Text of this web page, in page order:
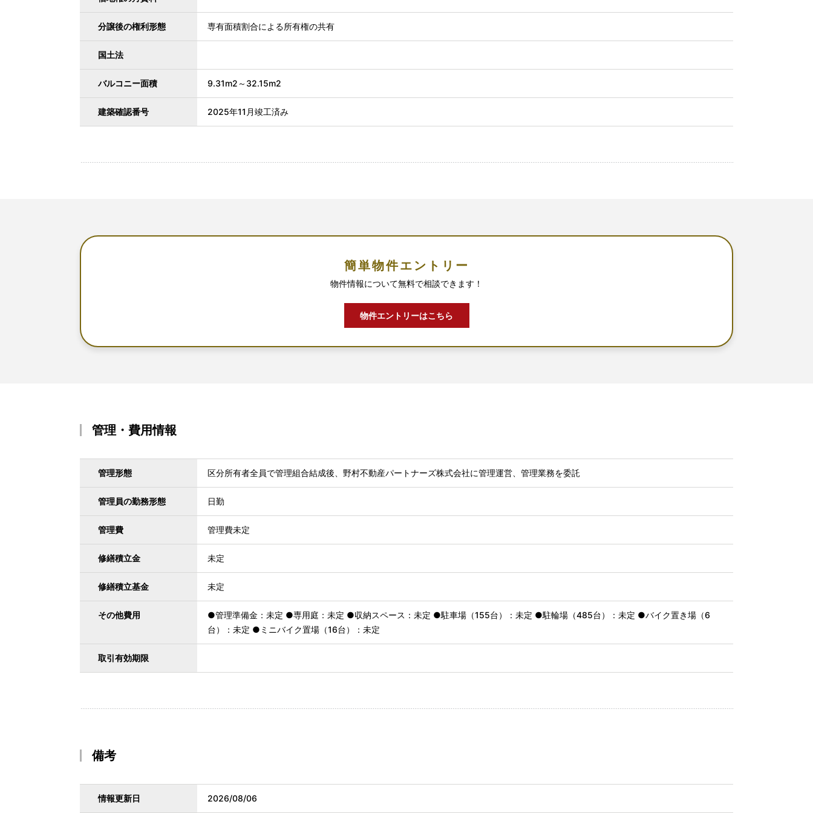
分譲後の権利形態 専有面積割合による所有権の共有
国土法
バルコニー面積 9.31m2～32.15m2
建築確認番号 2025年11月竣工済み
簡単物件エントリー
物件情報について無料で相談できます！
物件エントリーはこちら
管理・費用情報
管理形態 区分所有者全員で管理組合結成後、野村不動産パートナーズ株式会社に管理運営、管理業務を委託
管理員の勤務形態 日勤
管理費 管理費未定
修繕積立金 未定
修繕積立基金 未定
その他費用
●管理準備金：未定 ●専用庭：未定 ●収納スペース：未定 ●駐車場（155台）：未定 ●駐輪場（485台）：未定 ●バイク置き場（6
台）：未定 ●ミニバイク置場（16台）：未定
取引有効期限
備考
情報更新日 2026/08/06